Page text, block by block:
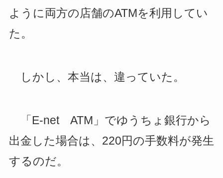
ように両方の店舗のATMを利用してい
た。
しかし、本当は、違っていた。
「E-net ATM」でゆうちょ銀行から
出金した場合は、220円の手数料が発生
するのだ。